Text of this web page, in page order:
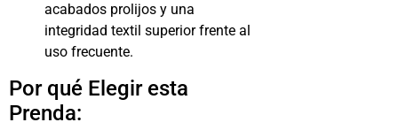
acabados prolijos y una
integridad textil superior frente al
uso frecuente.
Por qué Elegir esta
Prenda: